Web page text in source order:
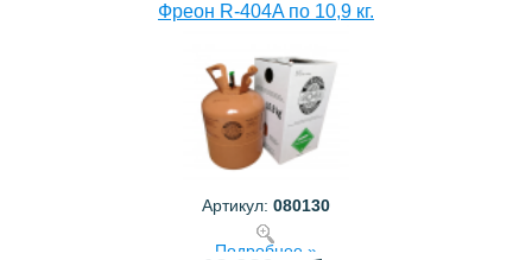
Фреон R-404A по 10,9 кг.
Артикул: 080130
Подробнее »